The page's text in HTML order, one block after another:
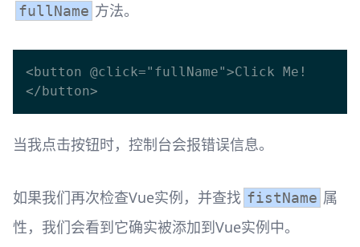
fullName 方法。
<button @click="fullName">Click Me!
当我点击按钮时，控制台会报错误信息。
如果我们再次检查Vue实例，并查找 fistName 属
性，我们会看到它确实被添加到Vue实例中。